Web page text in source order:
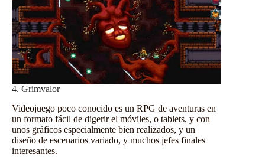
4. Grimvalor
Videojuego poco conocido es un RPG de aventuras en
un formato fácil de digerir el móviles, o tablets, y con
unos gráficos especialmente bien realizados, y un
diseño de escenarios variado, y muchos jefes finales
interesantes.